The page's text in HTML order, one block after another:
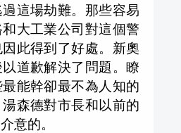
這場劫難。那些容易
大工業公司對這個警
此得到了好處。新奧
道歉解決了問題。瞭
能幹卻最不為人知的
森德對市長和以前的
意的。